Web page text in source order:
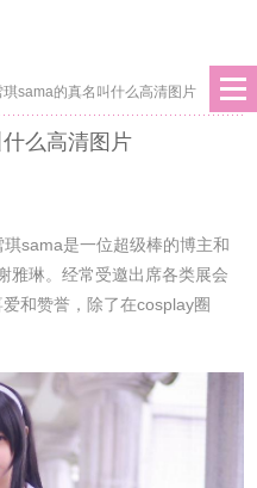
琪sama的真名叫什么高清图片
么高清图片
sama是一位超级棒的博主和
雅琳。经常受邀出席各类展会
和赞誉，除了在cosplay圈